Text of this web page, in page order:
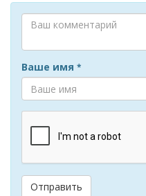
Ваше имя *
Отправить